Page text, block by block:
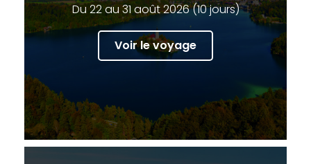
Du 22 au 31 août 2026 (10 jours)
Voir le voyage